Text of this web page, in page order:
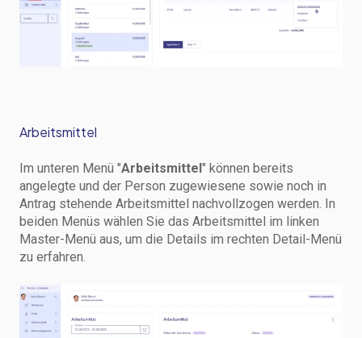
Arbeitsmittel
Im unteren Menü "Arbeitsmittel " können bereits
angelegte und der Person zugewiesene sowie noch in
Antrag stehende Arbeitsmittel nachvollzogen werden. In
beiden Menüs wählen Sie das Arbeitsmittel im linken
Master-Menü aus, um die Details im rechten Detail-Menü
zu erfahren.